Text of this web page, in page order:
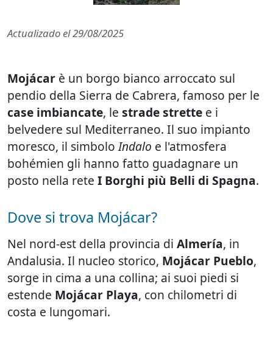
Actualizado el29/08/2025
Mojácar è un borgo bianco arroccato sul
pendio della Sierra de Cabrera, famoso per le
case imbiancate, le strade strette e i
belvedere sul Mediterraneo. Il suo impianto
moresco, il simboloIndalo e l'atmosfera
bohémien gli hanno fatto guadagnare un
posto nella rete I Borghi più Belli di Spagna.
Dove si trova Mojácar?
Nel nord-est della provincia di Almería, in
Andalusia. Il nucleo storico, Mojácar Pueblo,
sorge in cima a una collina; ai suoi piedi si
estende Mojácar Playa, con chilometri di
costa e lungomari.